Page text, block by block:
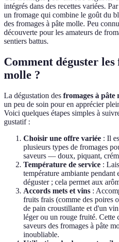
intégrés dans des recettes variées.
un fromage qui combine le goût du
des fromages à pâte molle. Peu
découverte pour les amateurs de
sentiers battus.
Comment déguster les
molle ?
La dégustation des fromages à pâte
un peu de soin pour en apprécier
Voici quelques étapes simples à
gustatif :
Choisir une offre variée : Il
plusieurs types de fromages
saveurs — doux, piquant,
Température de service :
température ambiante
déguster ; cela permet aux
Accords mets et vins :
fruits frais (comme des poires
de pain croustillante et d'un
léger ou un rouge fruité. Cette
saveurs des fromages à pâte
inoubliable.